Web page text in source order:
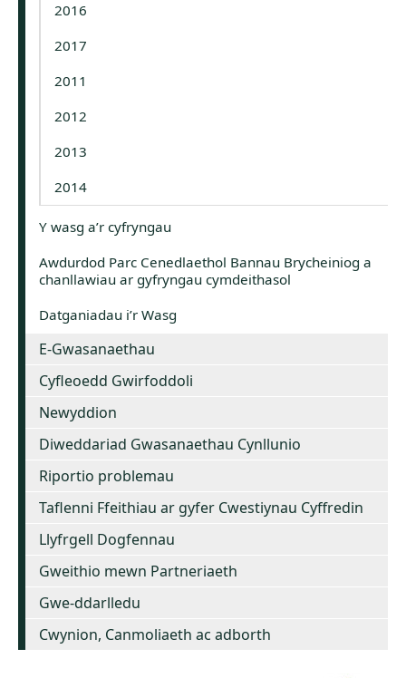
2016
2017
2011
2012
2013
2014
Y wasg a’r cyfryngau
Awdurdod Parc Cenedlaethol Bannau Brycheiniog a
chanllawiau ar gyfryngau cymdeithasol
Datganiadau i’r Wasg
E-Gwasanaethau
Cyfleoedd Gwirfoddoli
Newyddion
Diweddariad Gwasanaethau Cynllunio
Riportio problemau
Taflenni Ffeithiau ar gyfer Cwestiynau Cyffredin
Llyfrgell Dogfennau
Gweithio mewn Partneriaeth
Gwe-ddarlledu
Cwynion, Canmoliaeth ac adborth